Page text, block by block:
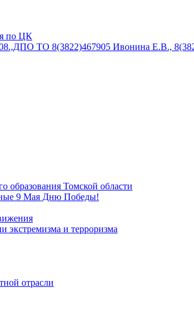
по ЦК
ТО 8(3822)467905 Ивонина Е.В.,
образования Томской области
9 Мая Дню Победы!
экстремизма и терроризма
отрасли